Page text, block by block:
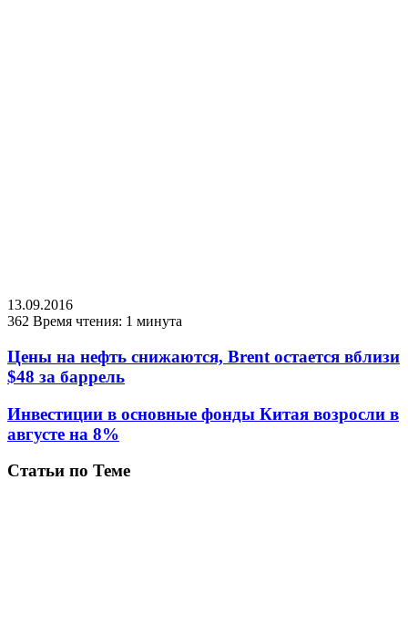
13.09.2016
362 Время чтения: 1 минута
Цены на нефть снижаются, Brent остается вблизи
$48 за баррель
Инвестиции в основные фонды Китая возросли в
августе на 8%
Статьи по Теме